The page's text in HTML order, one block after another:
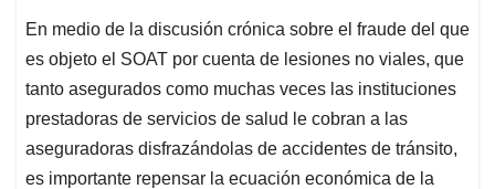
En medio de la discusión crónica sobre el fraude del que
es objeto el SOAT por cuenta de lesiones no viales, que
tanto asegurados como muchas veces las instituciones
prestadoras de servicios de salud le cobran a las
aseguradoras disfrazándolas de accidentes de tránsito,
es importante repensar la ecuación económica de la